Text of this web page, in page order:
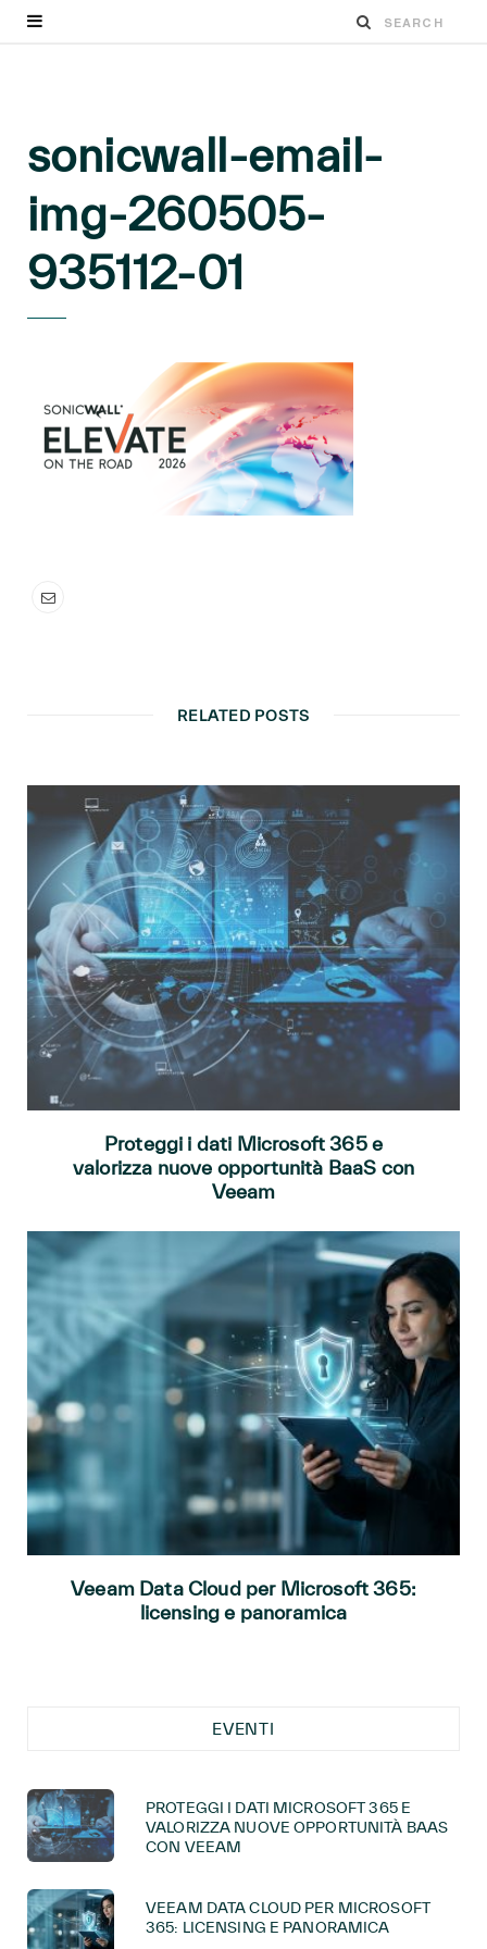
sonicwall-email-
img-260505-
935112-01
RELATED POSTS
Proteggi i dati Microsoft 365 e
valorizza nuove opportunità BaaS con
Veeam
Veeam Data Cloud per Microsoft 365:
licensing e panoramica
EVENTI
PROTEGGI I DATI MICROSOFT 365 E
VALORIZZA NUOVE OPPORTUNITÀ BAAS
CON VEEAM
VEEAM DATA CLOUD PER MICROSOFT
365: LICENSING E PANORAMICA